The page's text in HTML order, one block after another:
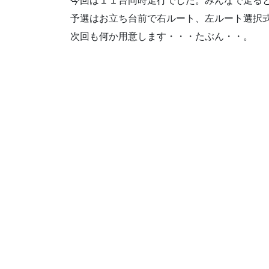
予選はお立ち台前で右ルート、左ルート選択
次回も何か用意します・・・たぶん・・。